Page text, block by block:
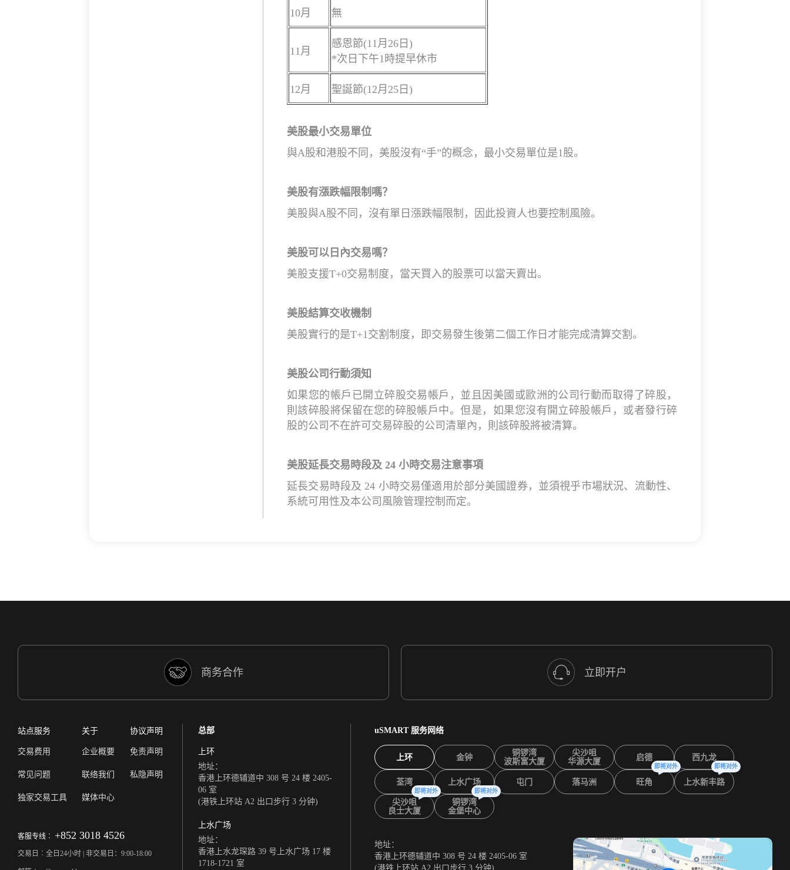
10月 無
11月
感恩節(11月26日)
*次日下午1時提早休市
12月 聖誕節(12月25日)
美股最小交易單位
與A股和港股不同，美股沒有“手”的概念，最小交易單位是1股。
美股有漲跌幅限制嗎？
美股與A股不同，沒有單日漲跌幅限制，因此投資人也要控制風險。
美股可以日內交易嗎？
美股支援T+0交易制度，當天買入的股票可以當天賣出。
美股結算交收機制
美股實行的是T+1交割制度，即交易發生後第二個工作日才能完成清算交割。
美股公司行動須知
如果您的帳戶已開立碎股交易帳戶，並且因美國或歐洲的公司行動而取得了碎股，
則該碎股將保留在您的碎股帳戶中。但是，如果您沒有開立碎股帳戶，或者發行碎
股的公司不在許可交易碎股的公司清單內，則該碎股將被清算。
美股延長交易時段及 24 小時交易注意事項
延長交易時段及 24 小時交易僅適用於部分美國證券，並須視乎市場狀況、流動性、
系統可用性及本公司風險管理控制而定。
商务合作 立即开户
站点服务
交易费用
常见问题
独家交易工具
关于
企业概要
联络我们
媒体中心
协议声明
免责声明
私隐声明
客服专线︰ +852 3018 4526
交易日︰全日24小时 | 非交易日：9:00-18:00
总部
上环
地址：
香港上环德辅道中 308 号 24 楼 2405-
06 室
(港铁上环站 A2 出口步行 3 分钟)
上水广场
地址：
香港上水龙琛路 39 号上水广场 17 楼
1718-1721 室
uSMART 服务网络
上环 金钟
铜锣湾
波斯富大厦
尖沙咀
华源大厦
启德 西九龙
荃湾 上水广场 屯门 落马洲 旺角
即将对外
上水新丰路
即将对外
尖沙咀
良士大厦
即将对外
铜锣湾
金堡中心
即将对外
地址：
香港上环德辅道中 308 号 24 楼 2405-06 室
(港铁上环站 A2 出口步行 3 分钟)